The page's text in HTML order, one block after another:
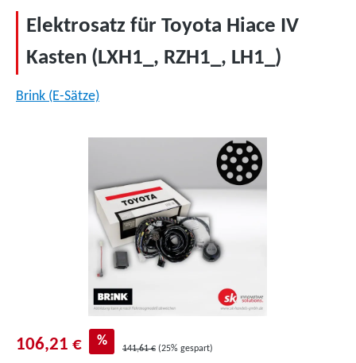
Elektrosatz für Toyota Hiace IV
Kasten (LXH1_, RZH1_, LH1_)
Brink (E-Sätze)
106,21 € % 141,61 € (25% gespart)